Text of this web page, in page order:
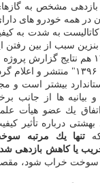
بازدهی مشخص به
در همه خودرو های
به شدت به
بنزین سبب از بین
شهریور ماه سال ۱۳۹۶ هم نتایج
شهر تهران در تابستان ۱۳۹۶"
بیشتر است و
و بیانیه ها از جانب
اتفاق یك عضو هیأت
بهشتی درباره تأثیر
تنها یك مرتبه
یا كاهش بازدهی
سوخت خراب شود،